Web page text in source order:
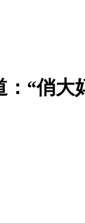
：“俏大